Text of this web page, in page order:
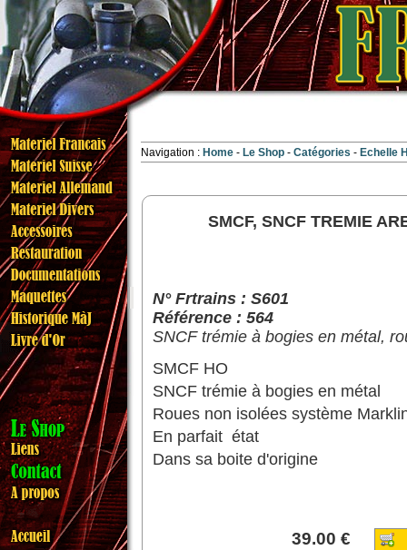
Navigation : Home Le Shop Catégories Echelle
SMCF, SNCF TREMIE
N° Frtrains : S601
Référence : 564
SNCF trémie à bogies en métal,
SMCF HO
SNCF trémie à bogies en métal
Roues non isolées système
En parfait état
Dans sa boite d'origine
39.00 €